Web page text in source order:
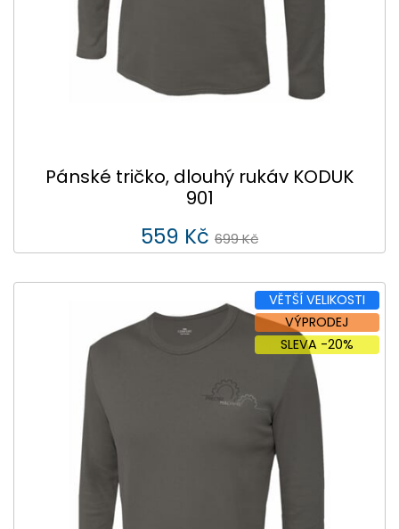
Pánské tričko, dlouhý rukáv KODUK
901
559 Kč 699 Kč
VĚTŠÍ VELIKOSTI
VÝPRODEJ
SLEVA -20%